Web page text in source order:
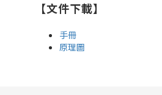
【文件下載】
手冊
原理圖